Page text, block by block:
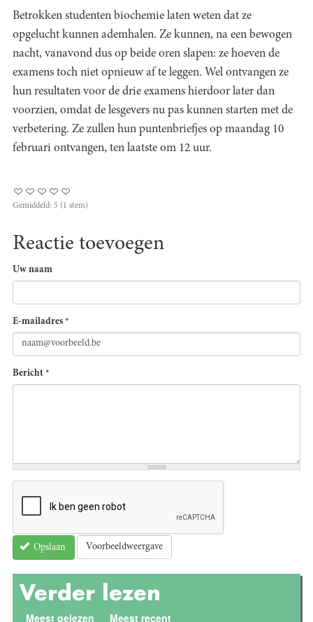
Betrokken studenten biochemie laten weten dat ze
opgelucht kunnen ademhalen. Ze kunnen, na een bewogen
nacht, vanavond dus op beide oren slapen: ze hoeven de
examens toch niet opnieuw af te leggen. Wel ontvangen ze
hun resultaten voor de drie examens hierdoor later dan
voorzien, omdat de lesgevers nu pas kunnen starten met de
verbetering. Ze zullen hun puntenbriefjes op maandag 10
februari ontvangen, ten laatste om 12 uur.
Gemiddeld: 5 (1 stem)
Reactie toevoegen
Uw naam
E-mailadres *
Bericht *
Opslaan Voorbeeldweergave
Verder lezen
Meest gelezen (actieve tabblad)
Meest recent